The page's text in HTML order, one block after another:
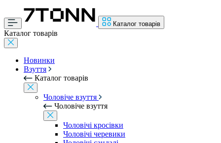
Каталог товарів
Каталог товарів
Новинки
Взуття
Каталог товарів
Чоловіче взуття
Чоловіче взуття
Чоловічі кросівки
Чоловічі черевики